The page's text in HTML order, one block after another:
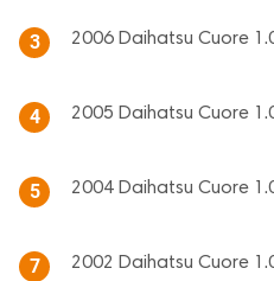
3 2006 Daihatsu Cuore
4 2005 Daihatsu Cuore
5 2004 Daihatsu Cuore
7 2002 Daihatsu Cuore